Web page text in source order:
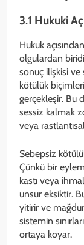
3.1 Hukuki
Hukuk
olgulardan
sonuç ilişkisi ve
kötülük
gerçekleşir. Bu
sessiz kalmak
veya
Sebepsiz
Çünkü bir
kastı veya
unsur eksiktir.
yitirir ve
sistemin
ortaya koyar.